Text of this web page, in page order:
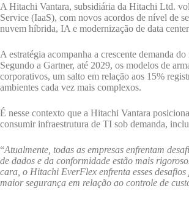
A Hitachi Vantara, subsidiária da Hitachi Ltd.
Service (IaaS), com novos acordos de nível de
nuvem híbrida, IA e modernização de data
A estratégia acompanha a crescente demanda
Segundo a Gartner, até 2029, os modelos de
corporativos, um salto em relação aos 15%
ambientes cada vez mais complexos.
É nesse contexto que a Hitachi Vantara
consumir infraestrutura de TI sob demanda,
“Atualmente, todas as empresas enfrentam
de dados e da conformidade estão mais
cara, o Hitachi EverFlex enfrenta esses
maior segurança em relação ao controle de